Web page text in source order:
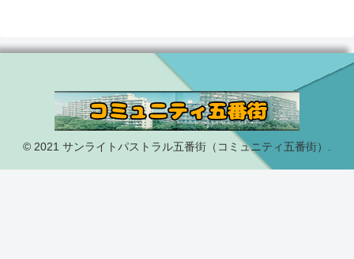
© 2021 サンライトパストラル五番街（コミュニティ五番街）.